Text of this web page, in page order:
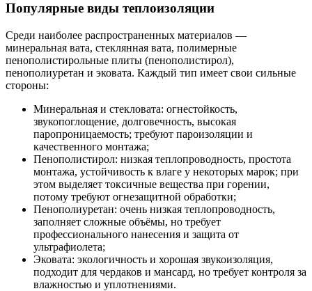
Популярные виды теплоизоляции
Среди наиболее распространенных материалов —
минеральная вата, стеклянная вата, полимерные
пенополистирольные плиты (пенополистирол),
пенополиуретан и эковата. Каждый тип имеет свои сильные
стороны:
Минеральная и стекловата: огнестойкость,
звукопоглощение, долговечность, высокая
паропроницаемость; требуют пароизоляции и
качественного монтажа;
Пенополистирол: низкая теплопроводность, простота
монтажа, устойчивость к влаге у некоторых марок; при
этом выделяет токсичные вещества при горении,
потому требуют огнезащитной обработки;
Пенополиуретан: очень низкая теплопроводность,
заполняет сложные объёмы, но требует
профессионального нанесения и защита от
ультрафиолета;
Эковата: экологичность и хорошая звукоизоляция,
подходит для чердаков и мансард, но требует контроля за
влажностью и уплотнениями.